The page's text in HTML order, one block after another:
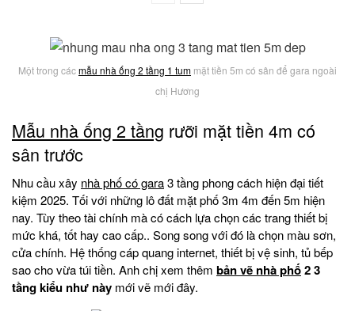
Một trong cácmẫu nhà ống 2 tầng 1 tum mặt tiền 5m có sân để gara ngoài
chị Hương
Mẫu nhà ống 2 tầng rưỡi mặt tiền 4m có
sân trước
Nhu cầu xây nhà phố có gara3 tầng phong cách hiện đại tiết
kiệm 2025. Tối với những lô đất mặt phố 3m 4m đến 5m hiện
nay. Tùy theo tài chính mà có cách lựa chọn các trang thiết bị
mức khá, tốt hay cao cấp.. Song song với đó là chọn màu sơn,
cửa chính. Hệ thống cáp quang internet, thiết bị vệ sinh, tủ bếp
sao cho vừa túi tiền. Anh chị xem thêm bản vẽ nhà phố2 3
tầng kiểu như này mới vẽ mới đây.